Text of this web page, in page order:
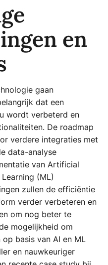
en
gaan
dat een
wordt verbeterd en
De roadmap
verdere integraties met
data-analyse
van Artificial
(ML)
zullen de efficiëntie
verder verbeteren en
om nog beter te
mogelijkheid om
basis van AI en ML
en nauwkeuriger